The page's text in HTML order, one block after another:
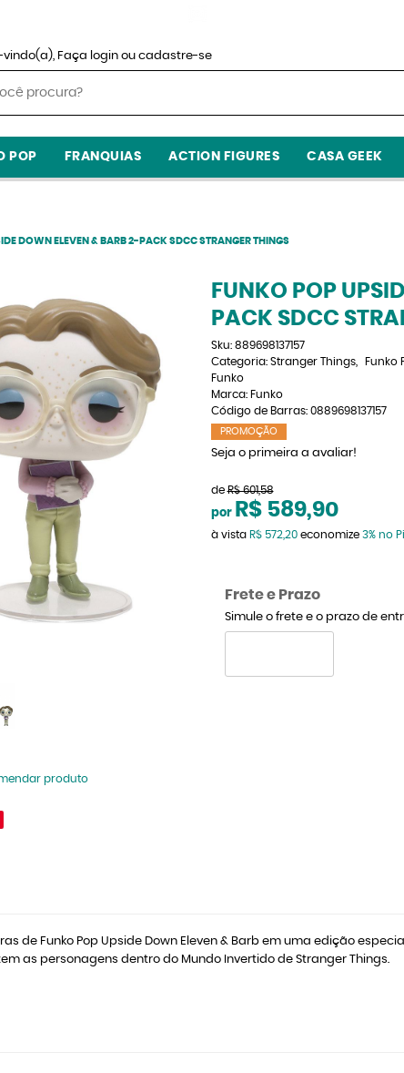
vindo(a), Faça login ou cadastre-se
POP FRANQUIAS ACTION FIGURES CASA GEEK
DOWN ELEVEN & BARB 2-PACK SDCC STRANGER THINGS
produto
FUNKO POP
PACK SDCC
Sku: 889698137157
Categoria: Stranger Things Funko
Funko
Marca: Funko
Código de Barras: 0889698137157
PROMOÇÃO
Seja o primeira a avaliar!
de R$ 601,58
por R$ 589,90
à vista R$ 572,20economize 3% no
Frete e Prazo
Simule o frete e o prazo de
de Funko Pop Upside Down Eleven & Barb em uma edição
as personagens dentro do Mundo Invertido de Stranger Things.